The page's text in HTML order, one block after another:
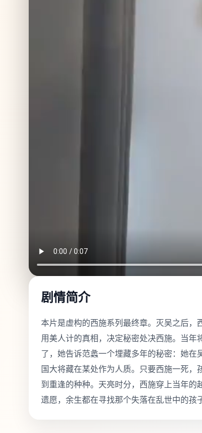
剧情简介
本片是虚构的西施系列最终章。灭吴之后，
用美人计的真相，决定秘密处决西施。当
了，她告诉范蠡一个埋藏多年的秘密：她
国大将藏在某处作为人质。只要西施一死
到重逢的种种。天亮时分，西施穿上当年
遗愿，余生都在寻找那个失落在乱世中的孩